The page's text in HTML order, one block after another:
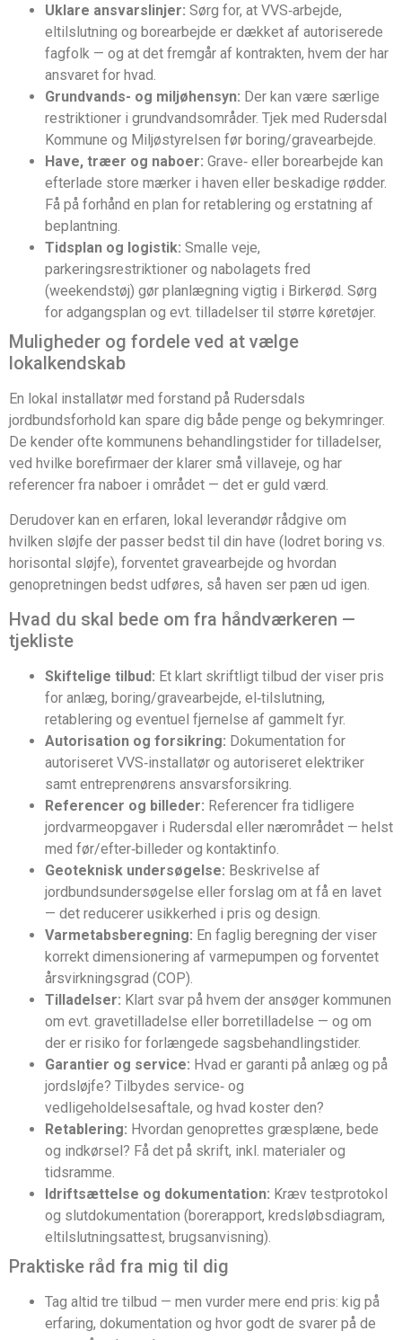
Uklare ansvarslinjer: Sørg for, at VVS‑arbejde,
eltilslutning og borearbejde er dækket af autoriserede
fagfolk — og at det fremgår af kontrakten, hvem der har
ansvaret for hvad.
Grundvands- og miljøhensyn: Der kan være særlige
restriktioner i grundvandsområder. Tjek med Rudersdal
Kommune og Miljøstyrelsen før boring/gravearbejde.
Have, træer og naboer: Grave‑ eller borearbejde kan
efterlade store mærker i haven eller beskadige rødder.
Få på forhånd en plan for retablering og erstatning af
beplantning.
Tidsplan og logistik: Smalle veje,
parkeringsrestriktioner og nabolagets fred
(weekendstøj) gør planlægning vigtig i Birkerød. Sørg
for adgangsplan og evt. tilladelser til større køretøjer.
Muligheder og fordele ved at vælge
lokalkendskab
En lokal installatør med forstand på Rudersdals
jordbundsforhold kan spare dig både penge og bekymringer.
De kender ofte kommunens behandlingstider for tilladelser,
ved hvilke borefirmaer der klarer små villaveje, og har
referencer fra naboer i området — det er guld værd.
Derudover kan en erfaren, lokal leverandør rådgive om
hvilken sløjfe der passer bedst til din have (lodret boring vs.
horisontal sløjfe), forventet gravearbejde og hvordan
genopretningen bedst udføres, så haven ser pæn ud igen.
Hvad du skal bede om fra håndværkeren —
tjekliste
Skiftelige tilbud: Et klart skriftligt tilbud der viser pris
for anlæg, boring/gravearbejde, el‑tilslutning,
retablering og eventuel fjernelse af gammelt fyr.
Autorisation og forsikring: Dokumentation for
autoriseret VVS‑installatør og autoriseret elektriker
samt entreprenørens ansvarsforsikring.
Referencer og billeder: Referencer fra tidligere
jordvarmeopgaver i Rudersdal eller nærområdet — helst
med før/efter‑billeder og kontaktinfo.
Geoteknisk undersøgelse: Beskrivelse af
jordbundsundersøgelse eller forslag om at få en lavet
— det reducerer usikkerhed i pris og design.
Varmetabsberegning: En faglig beregning der viser
korrekt dimensionering af varmepumpen og forventet
årsvirkningsgrad (COP).
Tilladelser: Klart svar på hvem der ansøger kommunen
om evt. gravetilladelse eller borretilladelse — og om
der er risiko for forlængede sagsbehandlingstider.
Garantier og service: Hvad er garanti på anlæg og på
jordsløjfe? Tilbydes service‑ og
vedligeholdelsesaftale, og hvad koster den?
Retablering: Hvordan genoprettes græsplæne, bede
og indkørsel? Få det på skrift, inkl. materialer og
tidsramme.
Idriftsættelse og dokumentation: Kræv testprotokol
og slutdokumentation (borerapport, kredsløbsdiagram,
eltilslutningsattest, brugsanvisning).
Praktiske råd fra mig til dig
Tag altid tre tilbud — men vurder mere end pris: kig på
erfaring, dokumentation og hvor godt de svarer på de